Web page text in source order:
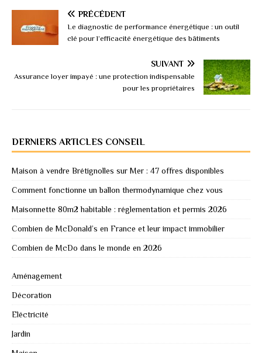
PRÉCÉDENT
Le diagnostic de performance énergétique : un outil
clé pour l’efficacité énergétique des bâtiments
SUIVANT
Assurance loyer impayé : une protection indispensable
pour les propriétaires
DERNIERS ARTICLES CONSEIL
Maison à vendre Brétignolles sur Mer : 47 offres disponibles
Comment fonctionne un ballon thermodynamique chez vous
Maisonnette 80m2 habitable : réglementation et permis 2026
Combien de McDonald’s en France et leur impact immobilier
Combien de McDo dans le monde en 2026
Aménagement
Décoration
Eléctricité
Jardin